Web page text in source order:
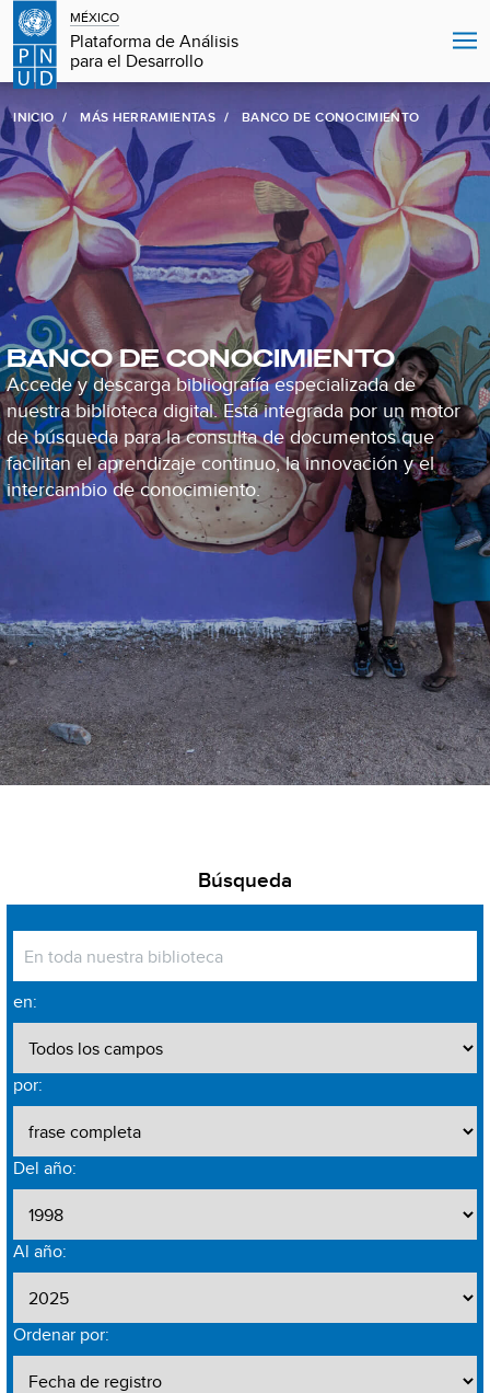
MÉXICO
Plataforma de Análisis
para el Desarrollo
INICIO MÁS HERRAMIENTAS BANCO DE CONOCIMIENTO
BANCO DE CONOCIMIENTO
Accede y descarga bibliografía especializada de
nuestra biblioteca digital. Está integrada por un motor
de búsqueda para la consulta de documentos que
facilitan el aprendizaje continuo, la innovación y el
intercambio de conocimiento.
Búsqueda
en:
por:
Del año:
Al año:
Ordenar por: